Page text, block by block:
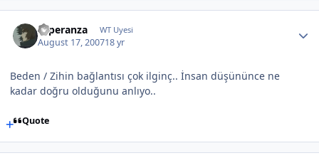
Esperanza WT Uyesi
August 17, 200718 yr
Beden / Zihin bağlantısı çok ilginç.. İnsan düşününce ne
kadar doğru olduğunu anlıyo..
Quote